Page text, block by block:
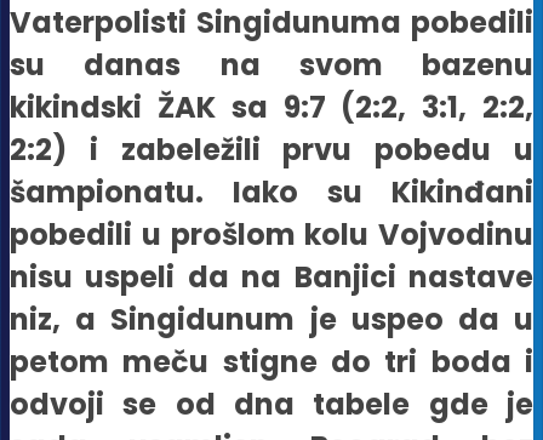
Vaterpolisti Singidunuma pobedili
su danas na svom bazenu
kikindski ŽAK sa 9:7 (2:2, 3:1, 2:2,
2:2) i zabeležili prvu pobedu u
šampionatu. Iako su Kikinđani
pobedili u prošlom kolu Vojvodinu
nisu uspeli da na Banjici nastave
niz, a Singidunum je uspeo da u
petom meču stigne do tri boda i
odvoji se od dna tabele gde je